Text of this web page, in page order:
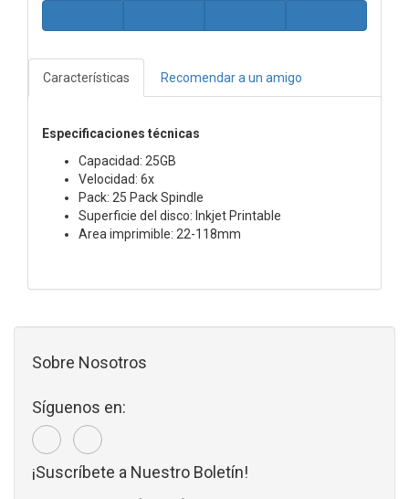
Características Recomendar a un amigo
Especificaciones técnicas
Capacidad: 25GB
Velocidad: 6x
Pack: 25 Pack Spindle
Superficie del disco: Inkjet Printable
Area imprimible: 22-118mm
Sobre Nosotros
Síguenos en:
¡Suscríbete a Nuestro Boletín!